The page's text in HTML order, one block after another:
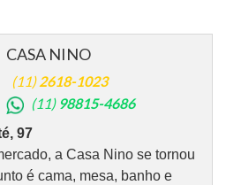
CASA NINO
(11)2618-1023
(11) 98815-4686
97
a Casa Nino se tornou
é cama, mesa, banho e